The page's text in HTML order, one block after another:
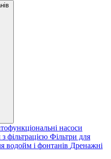
насоси
фільтрацією Фільтри для
водойм і фонтанів Дренажні